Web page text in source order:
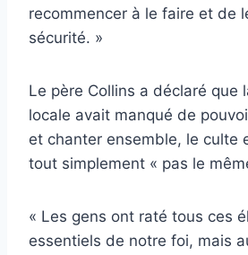
recommencer à le faire et de
sécurité. »
Le père Collins a déclaré que
locale avait manqué de
et chanter ensemble, le culte
tout simplement « pas le
« Les gens ont raté tous ces
essentiels de notre foi, mais